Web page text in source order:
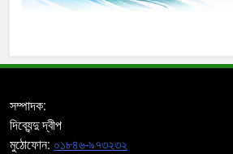
সম্পাদক:
দিব্যেন্দু দ্বীপ
মুঠোফোন: ০১৮৪৬-৯৭৩২৩২